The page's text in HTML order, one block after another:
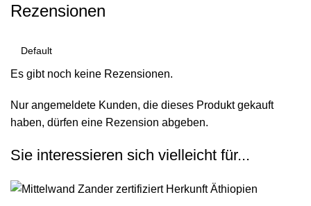
Rezensionen
Es gibt noch keine Rezensionen.
Nur angemeldete Kunden, die dieses Produkt gekauft
haben, dürfen eine Rezension abgeben.
Sie interessieren sich vielleicht für...